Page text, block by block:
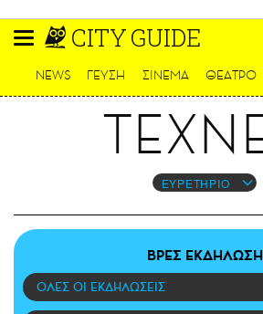
περιεχόμενο
CITY GUIDE
LIFO SHOP
ΕΙΔΗΣΕΙΣ
CULTURE
ΑΠΟΨΕΙΣ
ΤΡΟΠΟΣ ΖΩΗΣ
NEWS ΓΕΥΣΗ ΣΙΝΕΜΑ ΘΕΑΤΡΟ
ΕΥΡΕΤΗΡΙΟ
ΒΡΕΣ ΕΚΔΗΛΩΣΗ
ΟΛΕΣ ΟΙ ΕΚΔΗΛΩΣΕΙΣ